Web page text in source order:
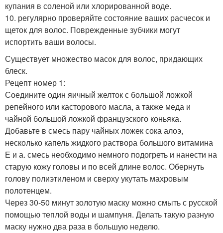
купания в соленой или хлорированной воде.
10. регулярно проверяйте состояние ваших расчесок и
щеток для волос. Поврежденные зубчики могут
испортить ваши волосы.
Существует множество масок для волос, придающих
блеск.
Рецепт номер 1:
Соедините один яичный желток с большой ложкой
репейного или касторового масла, а также меда и
чайной большой ложкой французского коньяка.
Добавьте в смесь пару чайных ложек сока алоэ,
несколько капель жидкого раствора большого витамина
Е и а. смесь необходимо немного подогреть и нанести на
старую кожу головы и по всей длине волос. Обернуть
голову полиэтиленом и сверху укутать махровым
полотенцем.
Через 30-50 минут золотую маску можно смыть с русской
помощью теплой воды и шампуня. Делать такую разную
маску нужно два раза в большую неделю.